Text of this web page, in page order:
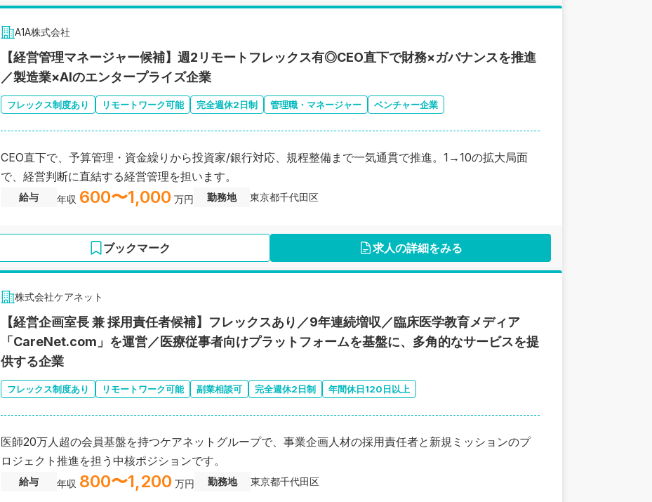
A1A株式会社
【経営管理マネージャー候補】週2リモートフレックス有◎CEO直下で財務×ガバナンスを推進
／製造業×AIのエンタープライズ企業
フレックス制度あり リモートワーク可能 完全週休2日制 管理職・マネージャー ベンチャー企業
CEO直下で、予算管理・資金繰りから投資家/銀行対応、規程整備まで一気通貫で推進。1→10の拡大局面
で、経営判断に直結する経営管理を担います。
給与 年収 600〜1,000 万円 勤務地 東京都千代田区
ブックマーク 求人の詳細をみる
株式会社ケアネット
【経営企画室長 兼 採用責任者候補】フレックスあり／9年連続増収／臨床医学教育メディア
「CareNet.com」を運営／医療従事者向けプラットフォームを基盤に、多角的なサービスを提
供する企業
フレックス制度あり リモートワーク可能 副業相談可 完全週休2日制 年間休日120日以上
医師20万人超の会員基盤を持つケアネットグループで、事業企画人材の採用責任者と新規ミッションのプ
ロジェクト推進を担う中核ポジションです。
給与 年収 800〜1,200 万円 勤務地 東京都千代田区